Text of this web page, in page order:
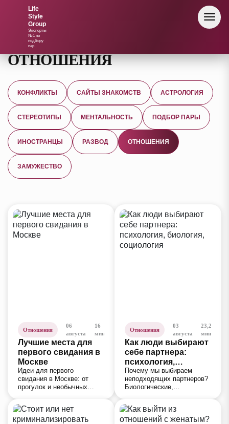
Life
Style
Group
Эксперты
№1 по
подбору
пар
ОТНОШЕНИЯ
КОНФЛИКТЫ САЙТЫ ЗНАКОМСТВ АСТРОЛОГИЯ
СТЕРЕОТИПЫ МЕНТАЛЬНОСТЬ ПОДБОР ПАРЫ
ИНОСТРАНЦЫ РАЗВОД ОТНОШЕНИЯ
ЗАМУЖЕСТВО
Отношения
06
августа
16
мин
Лучшие места для
первого свидания в
Москве
Идеи для первого
свидания в Москве: от
прогулок и необычных
развлечений и
романтического ужина с
видом на город.
Отношения
03
августа
23,2
мин
Как люди выбирают
себе партнера:
психология,
биология,
социология
Почему мы выбираем
неподходящих партнеров?
Биологические,
социальные факторы
выбора. Как понять свои
паттерны и начать